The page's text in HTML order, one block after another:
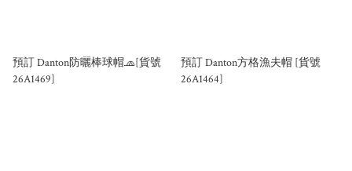
預訂 Danton防曬棒球帽🧢[貨號
26A1469]
預訂 Danton方格漁夫帽 [貨號
26A1464]